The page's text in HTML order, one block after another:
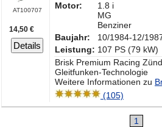
AT100707
14,50 €
Details
Motor:
1.8 i
MG
Benziner
Baujahr:
10/1984-12/
Leistung: 107 PS (79 kW)
Brisk Premium Racing
Gleitfunken-Technologie
Weitere Informationen zu
(105)
1